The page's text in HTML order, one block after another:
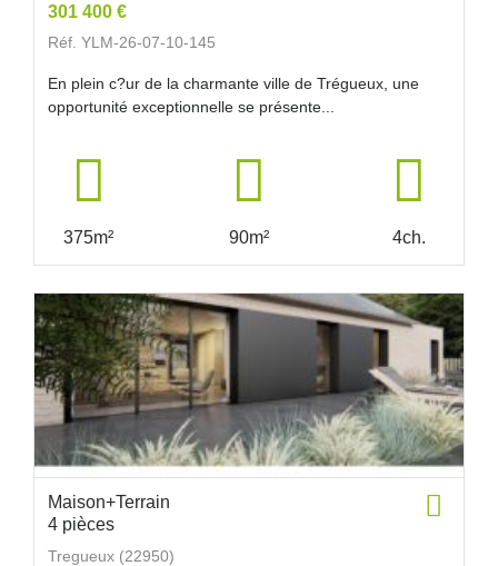
301 400 €
Réf. YLM-26-07-10-145
En plein c?ur de la charmante ville de Trégueux, une
opportunité exceptionnelle se présente...
375m² 90m² 4ch.
Maison+Terrain
4 pièces
Tregueux (22950)